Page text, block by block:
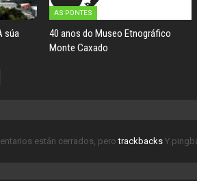
súa
AS PONTES
40 anos do Museo Etnográfico
Monte Caxado
están cerrados, perotrackbacksY